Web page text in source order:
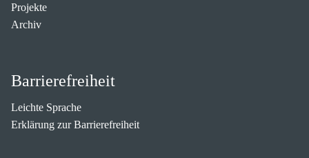
Projekte
Archiv
Barrierefreiheit
Leichte Sprache
Erklärung zur Barrierefreiheit